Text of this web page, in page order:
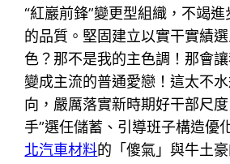
“紅巖前鋒”變更型組織，不竭
的品質。堅固建立以實干實績
色？那不是我的主色調！那會
變成主流的普通愛戀！這太不
向，嚴厲落實新時期好干部尺
手”選任儲蓄、引導班子構造優
北汽車材料的「傻氣」與牛土